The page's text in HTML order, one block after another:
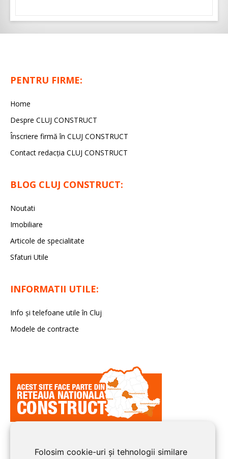
Folosim cookie-uri și tehnologii similare
PENTRU FIRME:
Home
Despre CLUJ CONSTRUCT
Înscriere firmă în CLUJ CONSTRUCT
Contact redacția CLUJ CONSTRUCT
BLOG CLUJ CONSTRUCT:
Noutati
Imobiliare
Articole de specialitate
Sfaturi Utile
INFORMATII UTILE:
Info și telefoane utile în Cluj
Modele de contracte